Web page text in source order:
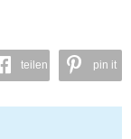
teilen pin it